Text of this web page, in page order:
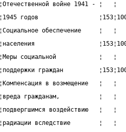
¦Отечественной войне 1941
¦1945 годов
¦Социальное обеспечение
¦населения
¦Меры социальной            ¦
¦поддержки граждан
¦Компенсация в возмещение
¦вреда гражданам,           ¦
¦подвергшимся воздействию
¦радиации вследствие